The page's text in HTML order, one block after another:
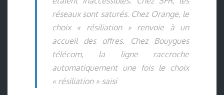
réseaux sont saturés. Chez Orange, le
choix « résiliation » renvoie à un
accueil des offres. Chez Bouygues
télécom, la ligne raccroche
automatiquement une fois le choix
« résiliation » saisi